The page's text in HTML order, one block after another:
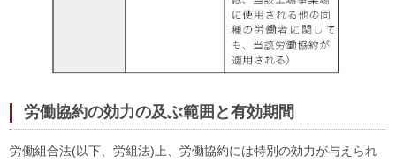
労働協約の効力の及ぶ範囲と有効期間
労働組合法(以下、労組法)上、労働協約には特別の効力が与えられ